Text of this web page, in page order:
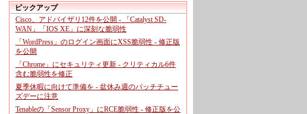
ピックアップ
Cisco、アドバイザリ12件を公開 - 「Catalyst SD-
WAN」「IOS XE」に深刻な脆弱性
「WordPress」のログイン画面にXSS脆弱性 - 修正版
を公開
「Chrome」にセキュリティ更新 - クリティカル6件
含む脆弱性を修正
夏季休暇に向けて準備を - 盆休み週のパッチチュー
ズデーに注意
Tenableの「Sensor Proxy」にRCE脆弱性 - 修正版を公